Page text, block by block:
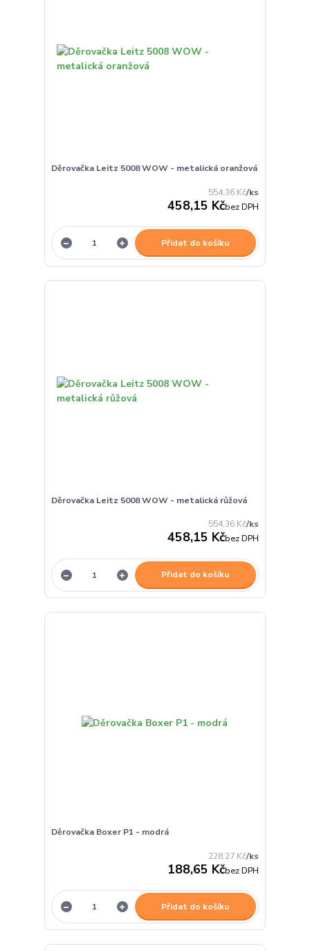
Děrovačka Leitz 5008 WOW - metalická oranžová
554,36 Kč/ks
458,15 Kčbez DPH
Přidat do košíku
Děrovačka Leitz 5008 WOW - metalická růžová
554,36 Kč/ks
458,15 Kčbez DPH
Přidat do košíku
Děrovačka Boxer P1 - modrá
228,27 Kč/ks
188,65 Kčbez DPH
Přidat do košíku